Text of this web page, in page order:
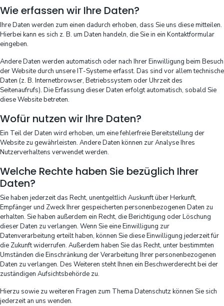
Wie erfassen wir Ihre Daten?
Ihre Daten werden zum einen dadurch erhoben, dass Sie uns diese mitteilen.
Hierbei kann es sich z. B. um Daten handeln, die Sie in ein Kontaktformular
eingeben.
Andere Daten werden automatisch oder nach Ihrer Einwilligung beim Besuch
der Website durch unsere IT-Systeme erfasst. Das sind vor allem technische
Daten (z. B. Internetbrowser, Betriebssystem oder Uhrzeit des
Seitenaufrufs). Die Erfassung dieser Daten erfolgt automatisch, sobald Sie
diese Website betreten.
Wofür nutzen wir Ihre Daten?
Ein Teil der Daten wird erhoben, um eine fehlerfreie Bereitstellung der
Website zu gewährleisten. Andere Daten können zur Analyse Ihres
Nutzerverhaltens verwendet werden.
Welche Rechte haben Sie bezüglich Ihrer
Daten?
Sie haben jederzeit das Recht, unentgeltlich Auskunft über Herkunft,
Empfänger und Zweck Ihrer gespeicherten personenbezogenen Daten zu
erhalten. Sie haben außerdem ein Recht, die Berichtigung oder Löschung
dieser Daten zu verlangen. Wenn Sie eine Einwilligung zur
Datenverarbeitung erteilt haben, können Sie diese Einwilligung jederzeit für
die Zukunft widerrufen. Außerdem haben Sie das Recht, unter bestimmten
Umständen die Einschränkung der Verarbeitung Ihrer personenbezogenen
Daten zu verlangen. Des Weiteren steht Ihnen ein Beschwerderecht bei der
zuständigen Aufsichtsbehörde zu.
Hierzu sowie zu weiteren Fragen zum Thema Datenschutz können Sie sich
jederzeit an uns wenden.